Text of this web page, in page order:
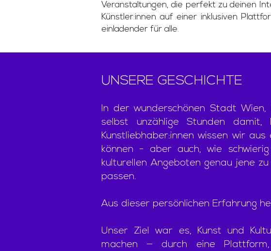
Veranstaltungen, die perfekt zu deinen
Künstler:innen auf einer inklusiven
einladender für alle.
UNSERE GESCHICHTE
In der wunderschönen Stadt
selbst unzählige Stunden damit,
Kunstliebhaber:innen wissen wir
können - aber auch, wie
kulturellen Angeboten genau jene
passen.
Aus dieser persönlichen Erfahrung
Unser Ziel war es, Kunst und
machen — durch eine Plattform,